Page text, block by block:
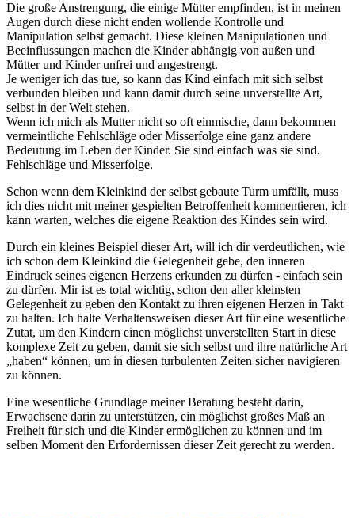
Die große Anstrengung, die einige Mütter empfinden, ist in meinen
Augen durch diese nicht enden wollende Kontrolle und
Manipulation selbst gemacht. Diese kleinen Manipulationen und
Beeinflussungen machen die Kinder abhängig von außen und
Mütter und Kinder unfrei und angestrengt.
Je weniger ich das tue, so kann das Kind einfach mit sich selbst
verbunden bleiben und kann damit durch seine unverstellte Art,
selbst in der Welt stehen.
Wenn ich mich als Mutter nicht so oft einmische, dann bekommen
vermeintliche Fehlschläge oder Misserfolge eine ganz andere
Bedeutung im Leben der Kinder. Sie sind einfach was sie sind.
Fehlschläge und Misserfolge.
Schon wenn dem Kleinkind der selbst gebaute Turm umfällt, muss
ich dies nicht mit meiner gespielten Betroffenheit kommentieren, ich
kann warten, welches die eigene Reaktion des Kindes sein wird.
Durch ein kleines Beispiel dieser Art, will ich dir verdeutlichen, wie
ich schon dem Kleinkind die Gelegenheit gebe, den inneren
Eindruck seines eigenen Herzens erkunden zu dürfen - einfach sein
zu dürfen. Mir ist es total wichtig, schon den aller kleinsten
Gelegenheit zu geben den Kontakt zu ihren eigenen Herzen in Takt
zu halten. Ich halte Verhaltensweisen dieser Art für eine wesentliche
Zutat, um den Kindern einen möglichst unverstellten Start in diese
komplexe Zeit zu geben, damit sie sich selbst und ihre natürliche Art
„haben“ können, um in diesen turbulenten Zeiten sicher navigieren
zu können.
Eine wesentliche Grundlage meiner Beratung besteht darin,
Erwachsene darin zu unterstützen, ein möglichst großes Maß an
Freiheit für sich und die Kinder ermöglichen zu können und im
selben Moment den Erfordernissen dieser Zeit gerecht zu werden.